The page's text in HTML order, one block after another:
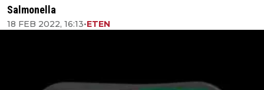
Salmonella
18 FEB 2022, 16:13•ETEN